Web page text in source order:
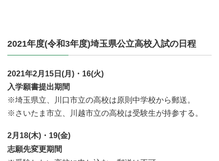
2021年度(令和3年度)埼玉県公立高校入試の日程
2021年2月15日(月)・16(火)
入学願書提出期間
※埼玉県立、川口市立の高校は原則中学校から郵送。
※さいたま市立、川越市立の高校は受験生が持参する。
2月18(木)・19(金)
志願先変更期間